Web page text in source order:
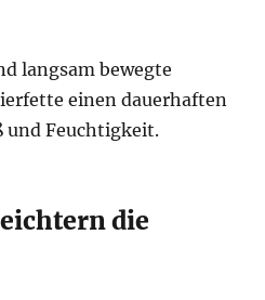
langsam bewegte
einen dauerhaften
und Feuchtigkeit.
die